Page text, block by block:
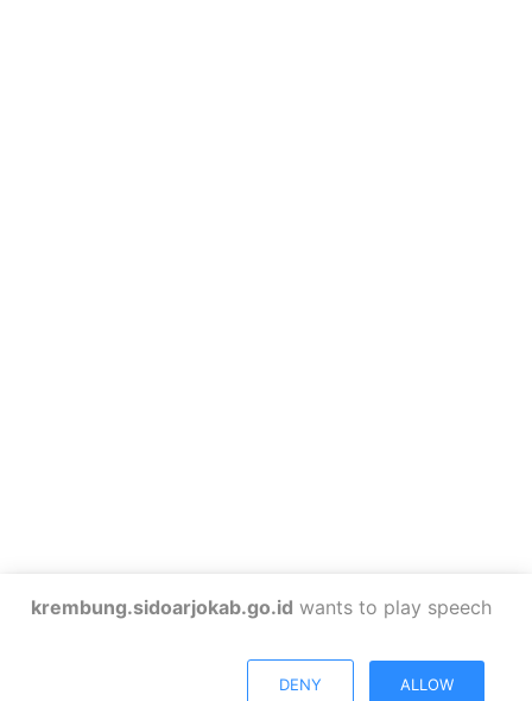
krembung.sidoarjokab.go.id wants to play speech
DENY ALLOW